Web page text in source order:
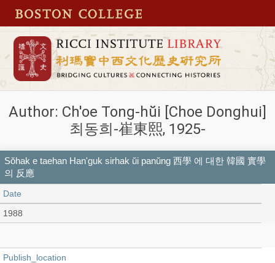
Author: Ch'oe Tong-hŭi [Choe Donghui]
최동희-崔東熙, 1925-
Sŏhak e taehan Han'guk sirhak ŭi panŭng 西學 에 대한 韓國 實學
의 反應
Date
1988
Publish_location